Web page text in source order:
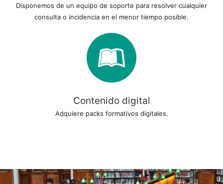
Disponemos de un equipo de soporte para resolver cualquier
consulta o incidencia en el menor tiempo posible.
Contenido digital
Adquiere packs formativos digitales.